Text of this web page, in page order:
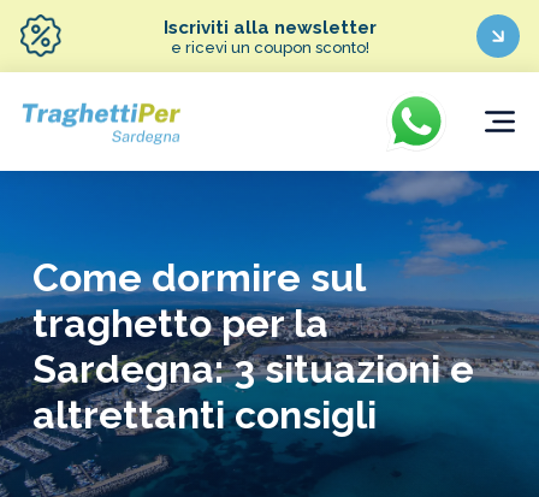
Iscriviti alla newsletter
e ricevi un coupon sconto!
Come dormire sul
traghetto per la
Sardegna: 3 situazioni e
altrettanti consigli